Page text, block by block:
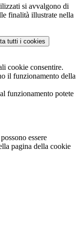
si avvalgono di
finalità illustrate nella
tutti i cookies
cookie consentire.
il funzionamento della
funzionamento potete
essere
pagina della cookie